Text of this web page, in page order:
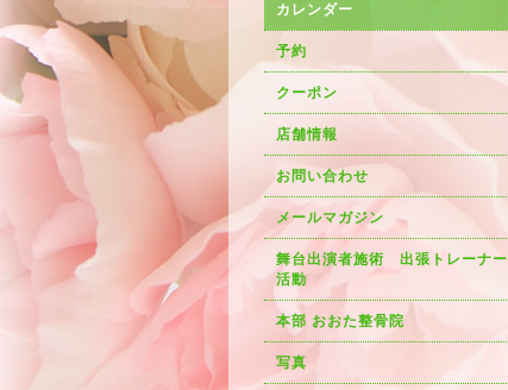
カレンダー
予約
クーポン
店舗情報
お問い合わせ
メールマガジン
舞台出演者施術 出張トレーナー
活動
本部 おおた整骨院
写真